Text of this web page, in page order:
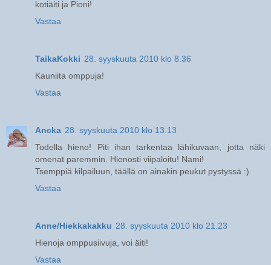
kotiäiti ja Pioni!
Vastaa
TaikaKokki 28. syyskuuta 2010 klo 8.36
Kauniita omppuja!
Vastaa
Ancka 28. syyskuuta 2010 klo 13.13
Todella hieno! Piti ihan tarkentaa lähikuvaan, jotta näki
omenat paremmin. Hienosti viipaloitu! Nami!
Tsemppiä kilpailuun, täällä on ainakin peukut pystyssä :)
Vastaa
Anne/Hiekkakakku 28. syyskuuta 2010 klo 21.23
Hienoja omppusiivuja, voi äiti!
Vastaa